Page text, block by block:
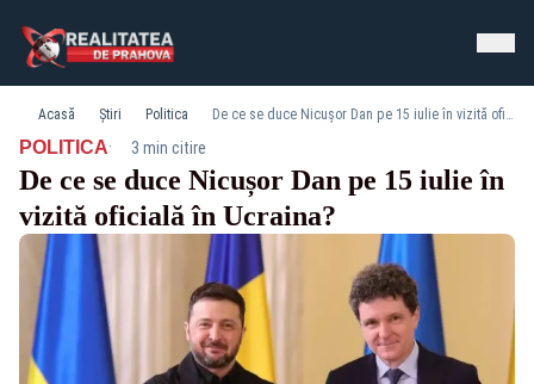
Acasă Știri Politica De ce se duce Nicușor Dan pe 15 iulie în vizită oficială în Ucraina?
POLITICA· 3 min citire
De ce se duce Nicușor Dan pe 15 iulie în
vizită oficială în Ucraina?